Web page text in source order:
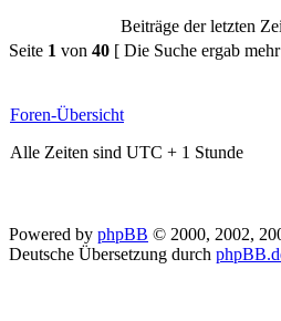
Beiträge der letzten
Seite 1 von 40 [ Die Suche ergab
Foren-Übersicht
Alle Zeiten sind UTC + 1 Stunde
Powered by phpBB © 2000, 2002,
Deutsche Übersetzung durch